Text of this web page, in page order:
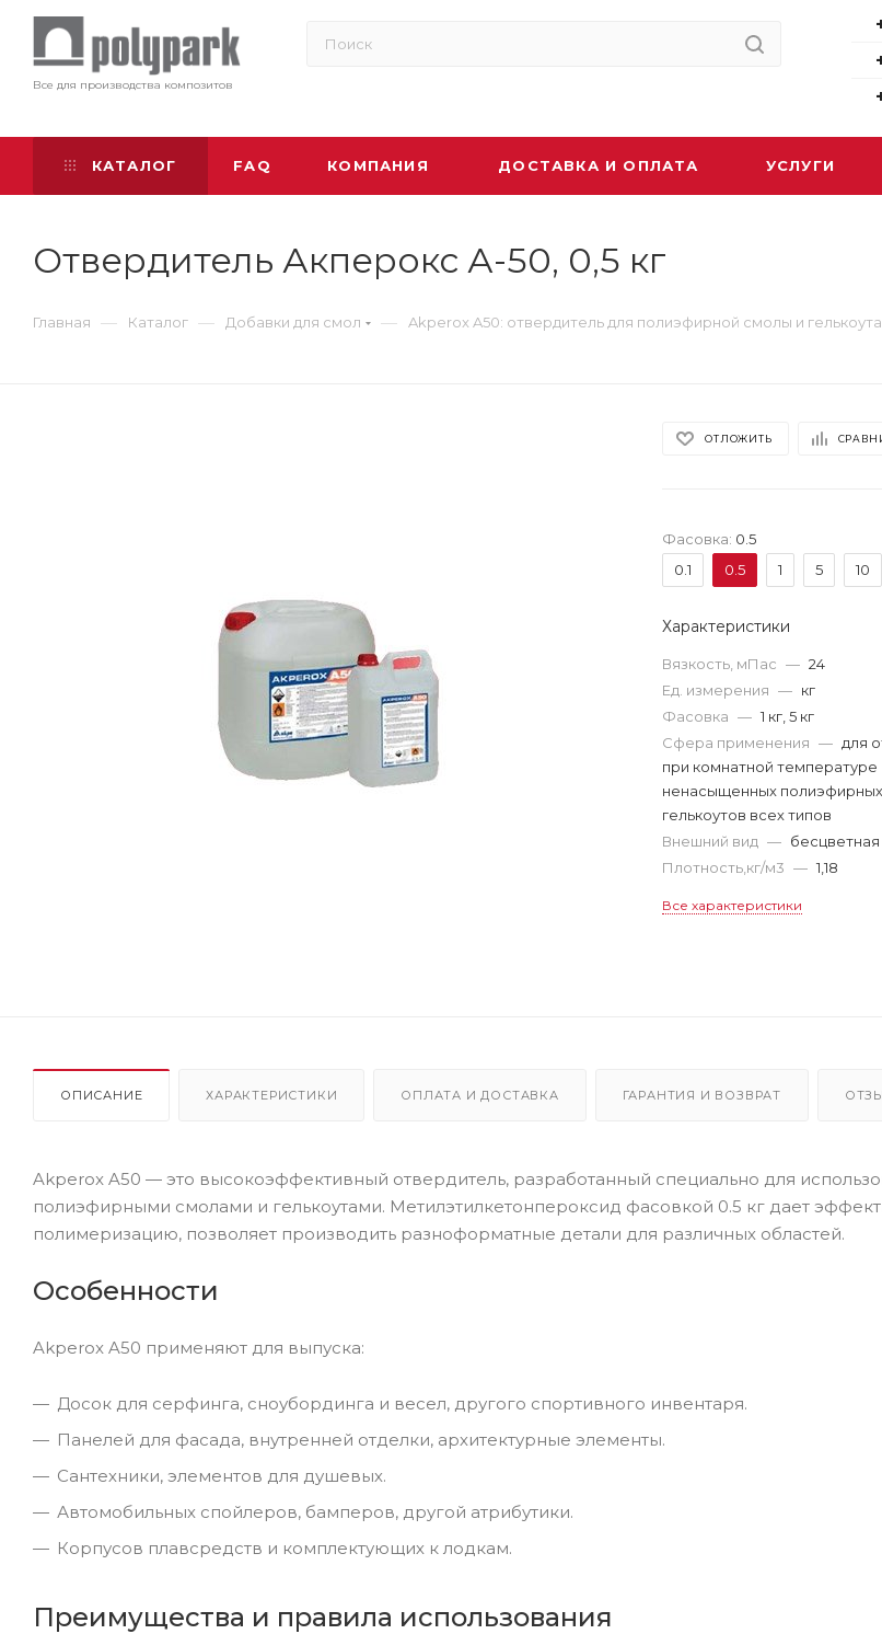
Все для производства композитов
КАТАЛОГ FAQ КОМПАНИЯ ДОСТАВКА И ОПЛАТА УСЛУГИ
Отвердитель Акперокс А-50, 0,5 кг
Главная — Каталог — Добавки для смол — Akperox A50: отвердитель для полиэфирной смолы и гелькоута
ОТЛОЖИТЬ
Фасовка: 0.5
0.1
0.5 1 5 10
Характеристики
Вязкость, мПас — 24
Ед. измерения — кг
Фасовка — 1 кг, 5 кг
Сфера применения — для
при комнатной температуре
ненасыщенных
гелькоутов всех типов
Внешний вид —
Плотность,кг/м3 — 1,18
Все характеристики
ОПИСАНИЕ ХАРАКТЕРИСТИКИ ОПЛАТА И ДОСТАВКА ГАРАНТИЯ И ВОЗВРАТ
Akperox A50 — это высокоэффективный отвердитель, разработанный специально для
полиэфирными смолами и гелькоутами. Метилэтилкетонпероксид фасовкой 0.5 кг дает
полимеризацию, позволяет производить разноформатные детали для различных областей.
Особенности
Akperox A50 применяют для выпуска:
Досок для серфинга, сноубординга и весел, другого спортивного инвентаря.
Панелей для фасада, внутренней отделки, архитектурные элементы.
Сантехники, элементов для душевых.
Автомобильных спойлеров, бамперов, другой атрибутики.
Корпусов плавсредств и комплектующих к лодкам.
Преимущества и правила использования